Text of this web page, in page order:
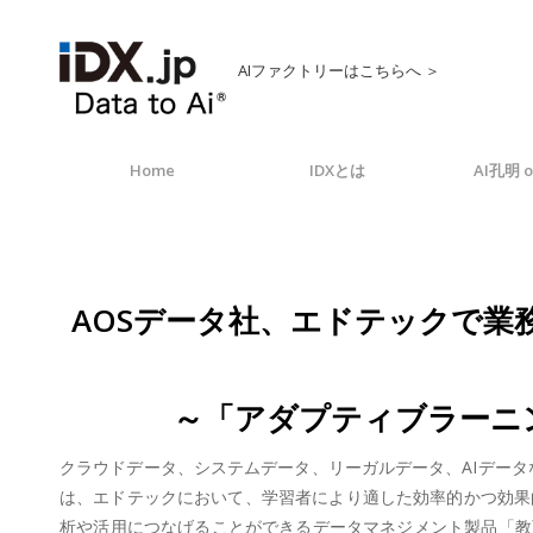
AIファクトリーはこちらへ ＞
Home IDXとは AI孔明
AOSデータ社、エドテックで業
～「アダプティブラー
クラウドデータ、システムデータ、リーガルデータ、AIデー
は、エドテックにおいて、学習者により適した効率的かつ効
析や活用につなげることができるデータマネジメント製品「